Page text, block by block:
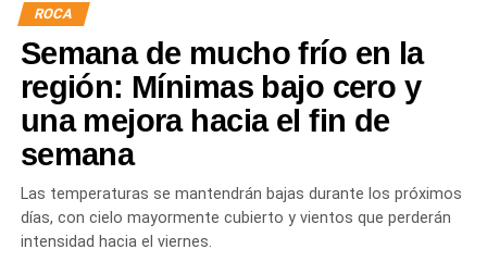
ROCA
Semana de mucho frío en la
región: Mínimas bajo cero y
una mejora hacia el fin de
semana
Las temperaturas se mantendrán bajas durante los próximos
días, con cielo mayormente cubierto y vientos que perderán
intensidad hacia el viernes.